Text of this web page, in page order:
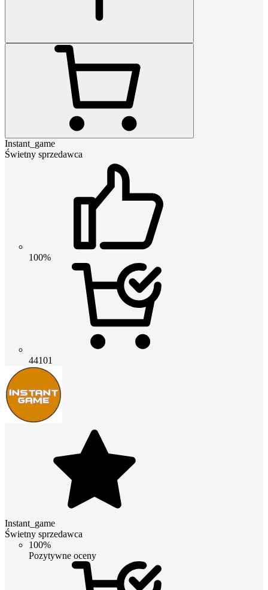
Instant_game
Świetny sprzedawca
100%
44101
Instant_game
Świetny sprzedawca
100%
Pozytywne oceny